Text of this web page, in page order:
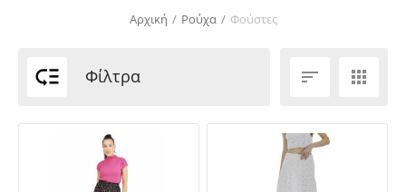
Αρχική / Ρούχα / Φούστες
 Φίλτρα  